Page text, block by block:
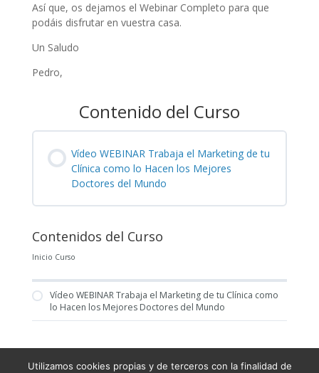
Así que, os dejamos el Webinar Completo para que
podáis disfrutar en vuestra casa.
Un Saludo
Pedro,
Contenido del Curso
Vídeo WEBINAR Trabaja el Marketing de tu
Clínica como lo Hacen los Mejores
Doctores del Mundo
Contenidos del Curso
Inicio Curso
Vídeo WEBINAR Trabaja el Marketing de tu Clínica como
lo Hacen los Mejores Doctores del Mundo
Utilizamos cookies propias y de terceros con la finalidad de